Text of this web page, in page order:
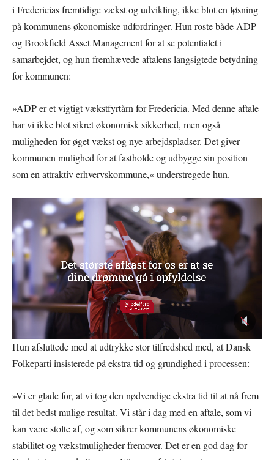
i Fredericias fremtidige vækst og udvikling, ikke blot en løsning
på kommunens økonomiske udfordringer. Hun roste både ADP
og Brookfield Asset Management for at se potentialet i
samarbejdet, og hun fremhævede aftalens langsigtede betydning
for kommunen:
»ADP er et vigtigt vækstfyrtårn for Fredericia. Med denne aftale
har vi ikke blot sikret økonomisk sikkerhed, men også
muligheden for øget vækst og nye arbejdspladser. Det giver
kommunen mulighed for at fastholde og udbygge sin position
som en attraktiv erhvervskommune,« understregede hun.
Hun afsluttede med at udtrykke stor tilfredshed med, at Dansk
Folkeparti insisterede på ekstra tid og grundighed i processen:
»Vi er glade for, at vi tog den nødvendige ekstra tid til at nå frem
til det bedst mulige resultat. Vi står i dag med en aftale, som vi
kan være stolte af, og som sikrer kommunens økonomiske
stabilitet og vækstmuligheder fremover. Det er en god dag for